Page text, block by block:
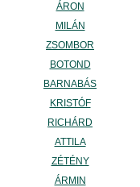
ÁRON
MILÁN
ZSOMBOR
BOTOND
BARNABÁS
KRISTÓF
RICHÁRD
ATTILA
ZÉTÉNY
ÁRMIN